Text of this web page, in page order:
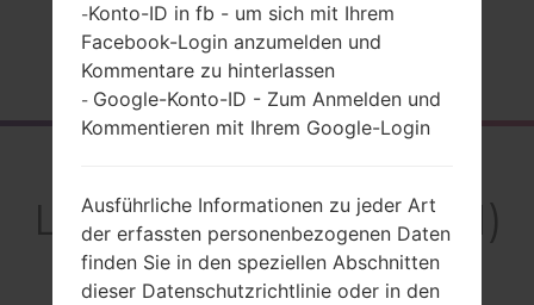
Startseite →Serie →LG K9 →
LGX210JM(LMX210JM)
akaLG K9
-Konto-ID in fb - um sich mit Ihrem
Facebook-Login anzumelden und
Kommentare zu hinterlassen
- Google-Konto-ID - Zum Anmelden und
Kommentieren mit Ihrem Google-Login
Ausführliche Informationen zu jeder Art
der erfassten personenbezogenen Daten
finden Sie in den speziellen Abschnitten
dieser Datenschutzrichtlinie oder in den